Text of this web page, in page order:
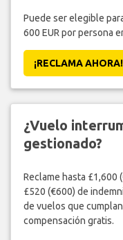
Puede ser elegible
600 EUR por persona
¡RECLAMA AHORA!
¿Vuelo
gestionado?
Reclame hasta £1,600
£520 (€600) de
de vuelos que
compensación gratis.